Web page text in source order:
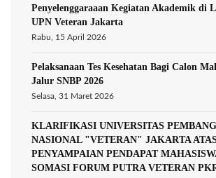
Penyelenggaraaan Kegiatan Akademik di
UPN Veteran Jakarta
Rabu, 15 April 2026
Pelaksanaan Tes Kesehatan Bagi Calon
Jalur SNBP 2026
Selasa, 31 Maret 2026
KLARIFIKASI UNIVERSITAS
NASIONAL "VETERAN" JAKARTA
PENYAMPAIAN PENDAPAT
SOMASI FORUM PUTRA VETERAN